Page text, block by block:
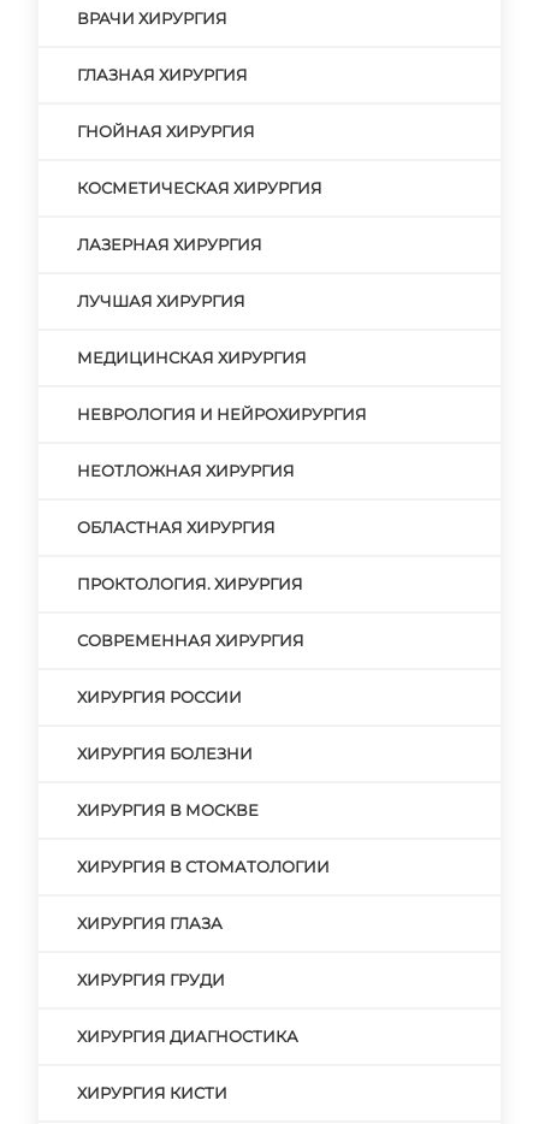
ВРАЧИ ХИРУРГИЯ
ГЛАЗНАЯ ХИРУРГИЯ
ГНОЙНАЯ ХИРУРГИЯ
КОСМЕТИЧЕСКАЯ ХИРУРГИЯ
ЛАЗЕРНАЯ ХИРУРГИЯ
ЛУЧШАЯ ХИРУРГИЯ
МЕДИЦИНСКАЯ ХИРУРГИЯ
НЕВРОЛОГИЯ И НЕЙРОХИРУРГИЯ
НЕОТЛОЖНАЯ ХИРУРГИЯ
ОБЛАСТНАЯ ХИРУРГИЯ
ПРОКТОЛОГИЯ. ХИРУРГИЯ
СОВРЕМЕННАЯ ХИРУРГИЯ
ХИРУРГИЯ РОССИИ
ХИРУРГИЯ БОЛЕЗНИ
ХИРУРГИЯ В МОСКВЕ
ХИРУРГИЯ В СТОМАТОЛОГИИ
ХИРУРГИЯ ГЛАЗА
ХИРУРГИЯ ГРУДИ
ХИРУРГИЯ ДИАГНОСТИКА
ХИРУРГИЯ КИСТИ